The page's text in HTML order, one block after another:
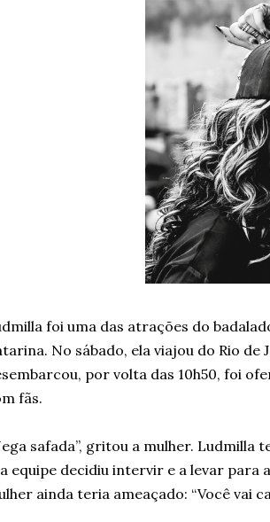
foi uma das atrações do
No sábado, ela viajou do Rio
por volta das 10h50, foi
fãs.
safada”, gritou a mulher. Ludmilla
equipe decidiu intervir e a levar para
ainda teria ameaçado: “Você vai